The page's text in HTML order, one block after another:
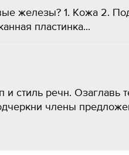
железы? 1. Кожа 2.
пластинка...
и стиль речн. Озаглавь
члены